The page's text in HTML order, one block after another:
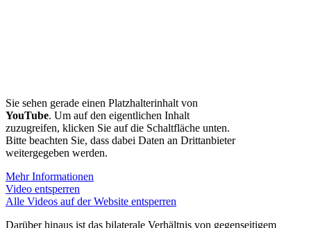
Sie sehen gerade einen Platz­hal­ter­inhalt von
YouTube. Um auf den eigent­lichen Inhalt
zuzugreifen, klicken Sie auf die Schalt­fläche unten.
Bitte beachten Sie, dass dabei Daten an Dritt­an­bieter
weiter­ge­geben werden.
Mehr Infor­ma­tionen
Video entsperren
Alle Videos auf der Website entsperren
Darüber hinaus ist das bilaterale Verhältnis von gegen­sei­tigem